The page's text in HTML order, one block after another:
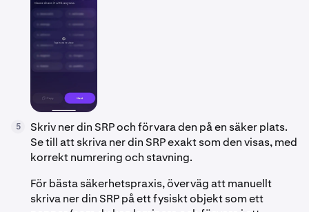
5
Skriv ner din SRP och förvara den på en säker plats.
Se till att skriva ner din SRP exakt som den visas, med
korrekt numrering och stavning.
För bästa säkerhetspraxis, överväg att manuellt
skriva ner din SRP på ett fysiskt objekt som ett